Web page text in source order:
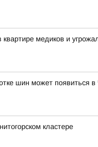
медиков и
шин может появиться в
кластере